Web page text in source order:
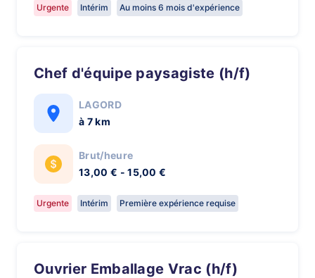
Urgente Intérim Au moins 6 mois d'expérience
Chef d'équipe paysagiste (h/f)
LAGORD
à 7 km
Brut/heure
13,00 € - 15,00 €
Urgente Intérim Première expérience requise
Ouvrier Emballage Vrac (h/f)